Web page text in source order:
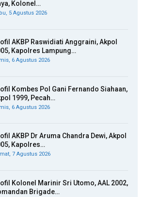
Kolonel…
5 Agustus 2026
AKBP Raswidiati Anggraini, Akpol
Kapolres Lampung…
6 Agustus 2026
Kombes Pol Gani Fernando Siahaan,
1999, Pecah…
6 Agustus 2026
AKBP Dr Aruma Chandra Dewi, Akpol
Kapolres…
7 Agustus 2026
Kolonel Marinir Sri Utomo, AAL 2002,
Brigade…